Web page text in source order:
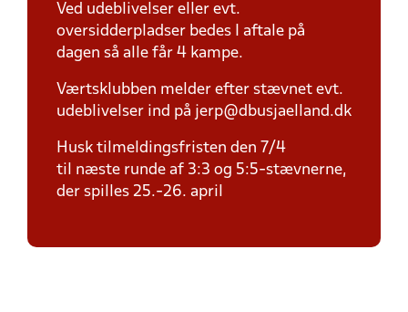
Ved udeblivelser eller evt.
oversidderpladser bedes I aftale på
dagen så alle får 4 kampe.
Værtsklubben melder efter stævnet evt.
udeblivelser ind på jerp@dbusjaelland.dk
Husk tilmeldingsfristen den 7/4
til næste runde af 3:3 og 5:5-stævnerne,
der spilles 25.-26. april